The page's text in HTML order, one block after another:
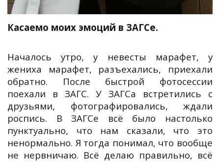
Касаемо моих эмоций в ЗАГСе.
Началось утро, у невесты марафет, у
жениха марафет, разъехались, приехали
обратно. После быстрой фотосессии
поехали в ЗАГС. У ЗАГСа встретились с
друзьями, фотографировались, ждали
роспись. В ЗАГСе всё было настолько
пунктуально, что нам сказали, что это
ненормально. Я тогда понимал, что вообще
не нервничаю. Всё делаю правильно, всё